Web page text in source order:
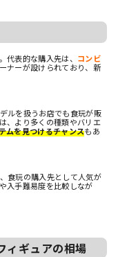
表的な購入先は、 コンビ
ナーが設けられており、新
ルを扱うお店でも食玩が販
、より多くの種類やバリエ
ムを見つけるチャンスもあ
食玩の購入先として人気が
入手難易度を比較しなが
ィギュアの相場